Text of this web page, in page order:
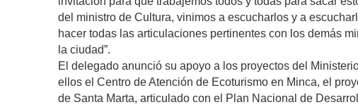
del ministro de Cultura, vinimos a escucharlos y a
hacer todas las articulaciones pertinentes con los demás
la ciudad”.
El delegado anunció su apoyo a los proyectos del
ellos el Centro de Atención de Ecoturismo en Minca, el
de Santa Marta, articulado con el Plan Nacional de